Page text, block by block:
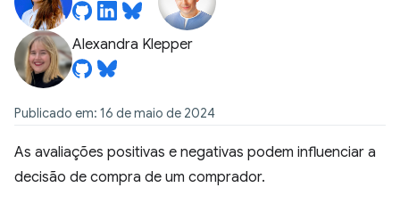
Alexandra Klepper
Publicado em: 16 de maio de 2024
As avaliações positivas e negativas podem influenciar a
decisão de compra de um comprador.